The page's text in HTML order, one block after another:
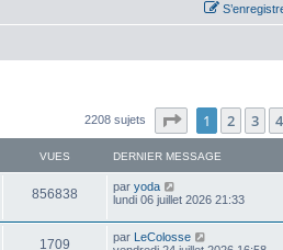
2208 sujets Page sur89
1 2 3 4
VUES DERNIER MESSAGE
856838
u
D
e
n
i
par yoda
lundi 06 juillet 2026 21:33
1709
D
par LeColosse